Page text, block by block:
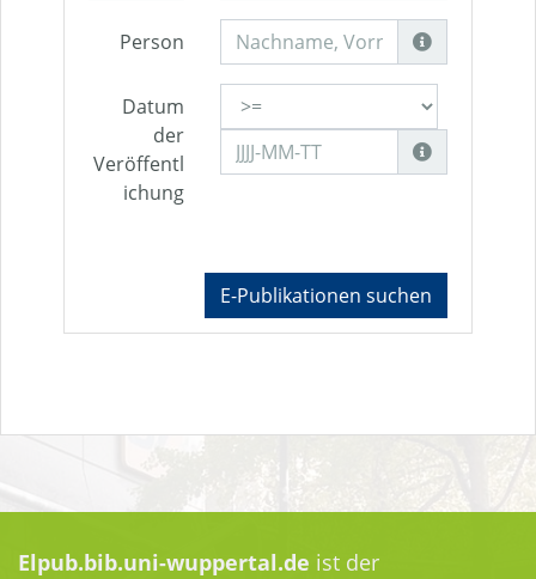
Person
Datum
der
Veröffentl
ichung
E-Publikationen suchen
Elpub.bib.uni-wuppertal.de ist der